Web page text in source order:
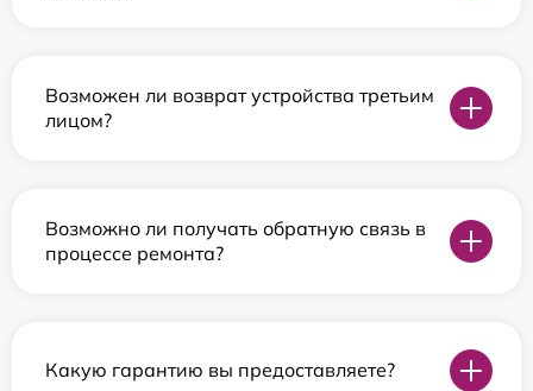
Возможен ли возврат устройства третьим
лицом?
Возможно ли получать обратную связь в
процессе ремонта?
Какую гарантию вы предоставляете?